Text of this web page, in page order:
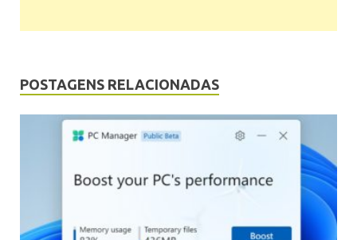
POSTAGENS RELACIONADAS